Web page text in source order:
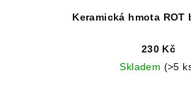
Keramická hmota ROT
230 Kč
Skladem (>5